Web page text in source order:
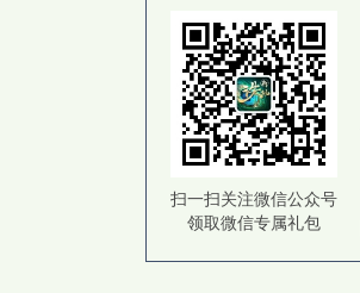
扫一扫关注微信公众号
领取微信专属礼包